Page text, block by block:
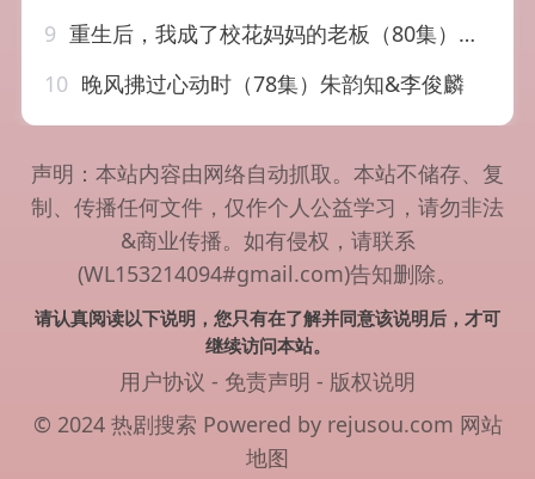
9 重生后，我成了校花妈妈的老板（80集）李俊良&祝昕愿
10 晚风拂过心动时（78集）朱韵知&李俊麟
声明：本站内容由网络自动抓取。本站不储存、复
制、传播任何文件，仅作个人公益学习，请勿非法
&商业传播。如有侵权，请联系
(WL153214094#gmail.com)告知删除。
请认真阅读以下说明，您只有在了解并同意该说明后，才可
继续访问本站。
用户协议 - 免责声明 - 版权说明
© 2024 热剧搜索 Powered by rejusou.com 网站
地图